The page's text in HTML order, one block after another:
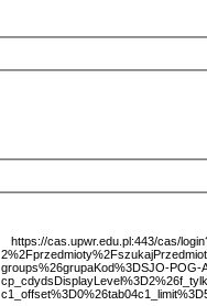
https://cas.upwr.edu.pl:443/cas/
groups%26grupaKod%3DSJO-POG-